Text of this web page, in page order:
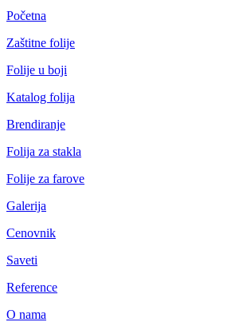
Početna
Zaštitne folije
Folije u boji
Katalog folija
Brendiranje
Folija za stakla
Folije za farove
Galerija
Cenovnik
Saveti
Reference
O nama